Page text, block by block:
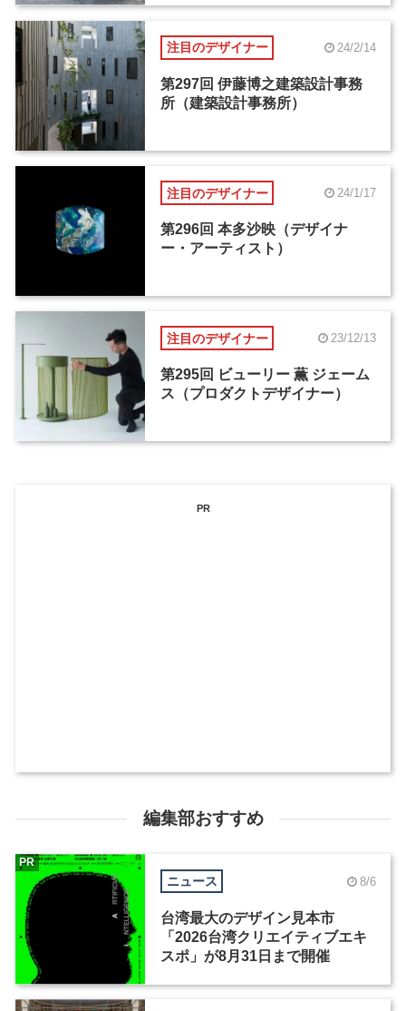
注目のデザイナー 24/2/14
第297回 伊藤博之建築設計事務
所（建築設計事務所）
注目のデザイナー 24/1/17
第296回 本多沙映（デザイナ
ー・アーティスト）
注目のデザイナー 23/12/13
第295回 ビューリー 薫 ジェーム
ス（プロダクトデザイナー）
PR
編集部おすすめ
ニュース 8/6
台湾最大のデザイン見本市
「2026台湾クリエイティブエキ
スポ」が8月31日まで開催
PR